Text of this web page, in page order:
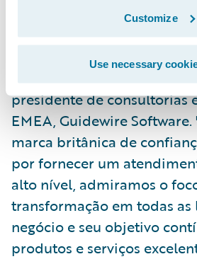
Customize
Use necessary
"Nós cumprimentamos a
implantação bem-
principais, digitais e de
Guidewire," declarou
presidente de consultorias
EMEA, Guidewire
marca britânica de
por fornecer um
alto nível, admiramos o
transformação em todas as
negócio e seu objetivo
produtos e serviços